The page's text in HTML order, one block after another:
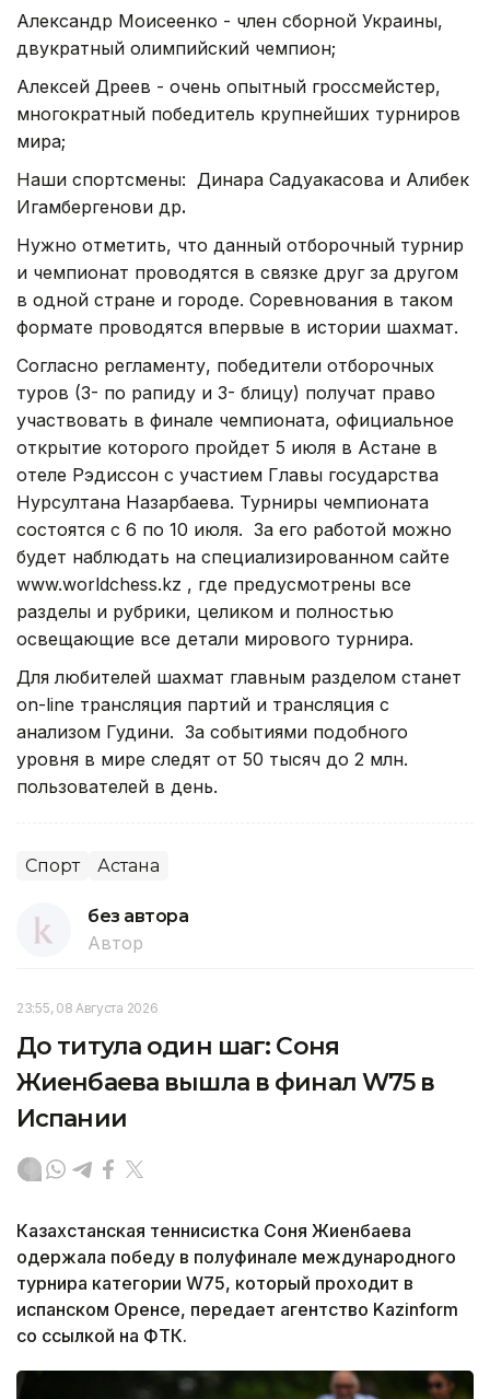
Александр Моисеенко - член сборной Украины,
двукратный олимпийский чемпион;
Алексей Дреев - очень опытный гроссмейстер,
многократный победитель крупнейших турниров
мира;
Наши спортсмены: Динара Садуакасова и Алибек
Игамбергенови др.
Нужно отметить, что данный отборочный турнир
и чемпионат проводятся в связке друг за другом
в одной стране и городе. Соревнования в таком
формате проводятся впервые в истории шахмат.
Согласно регламенту, победители отборочных
туров (3- по рапиду и 3- блицу) получат право
участвовать в финале чемпионата, официальное
открытие которого пройдет 5 июля в Астане в
отеле Рэдиссон с участием Главы государства
Нурсултана Назарбаева. Турниры чемпионата
состоятся с 6 по 10 июля. За его работой можно
будет наблюдать на специализированном сайте
www.worldchess.kz , где предусмотрены все
разделы и рубрики, целиком и полностью
освещающие все детали мирового турнира.
Для любителей шахмат главным разделом станет
on-line трансляция партий и трансляция с
анализом Гудини. За событиями подобного
уровня в мире следят от 50 тысяч до 2 млн.
пользователей в день.
Спорт Астана
без автора
Автор
23:55, 08 Августа 2026
До титула один шаг: Соня
Жиенбаева вышла в финал W75 в
Испании
Казахстанская теннисистка Соня Жиенбаева
одержала победу в полуфинале международного
турнира категории W75, который проходит в
испанском Оренсе, передает агентство Kazinform
со ссылкой на ФТК.